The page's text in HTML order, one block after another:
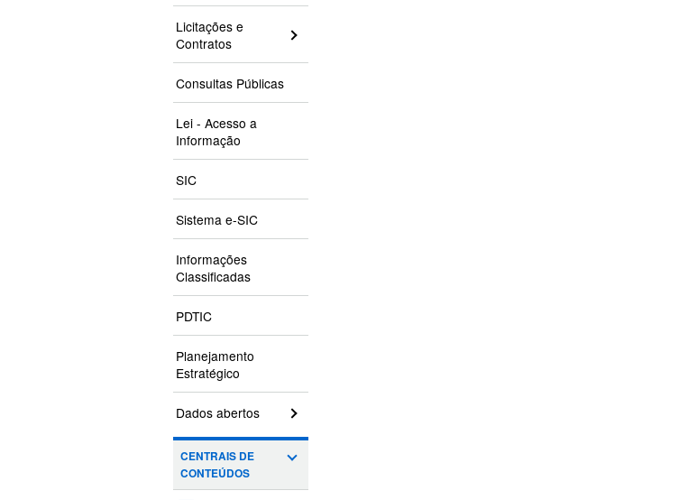
Licitações e
Contratos
Consultas Públicas
Lei - Acesso a
Informação
SIC
Sistema e-SIC
Informações
Classificadas
PDTIC
Planejamento
Estratégico
Dados abertos
CENTRAIS DE
CONTEÚDOS